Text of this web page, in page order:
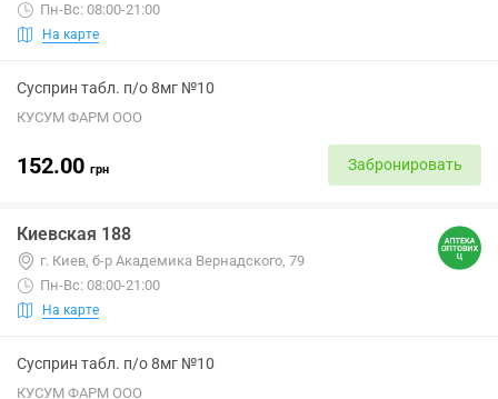
Пн-Вс: 08:00-21:00
На карте
Сусприн табл. п/о 8мг №10
КУСУМ ФАРМ ООО
152.00 грн Забронировать
Киевская 188
г. Киев, б-р Академика Вернадского, 79
Пн-Вс: 08:00-21:00
На карте
Сусприн табл. п/о 8мг №10
КУСУМ ФАРМ ООО